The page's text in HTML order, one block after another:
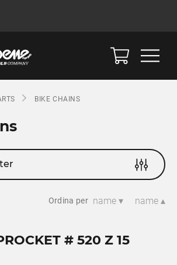
BIKE CHAINS
Ordina per name ▾ name ▴
# 520 Z 15